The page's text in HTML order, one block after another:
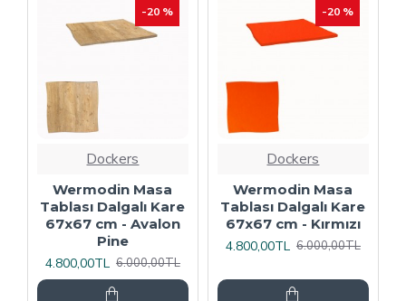
-20 %
Dockers
Wermodin Masa
Tablası Dalgalı Kare
67x67 cm - Avalon
Pine
4.800,00TL 6.000,00TL
-20 %
Dockers
Wermodin Masa
Tablası Dalgalı Kare
67x67 cm - Kırmızı
4.800,00TL 6.000,00TL